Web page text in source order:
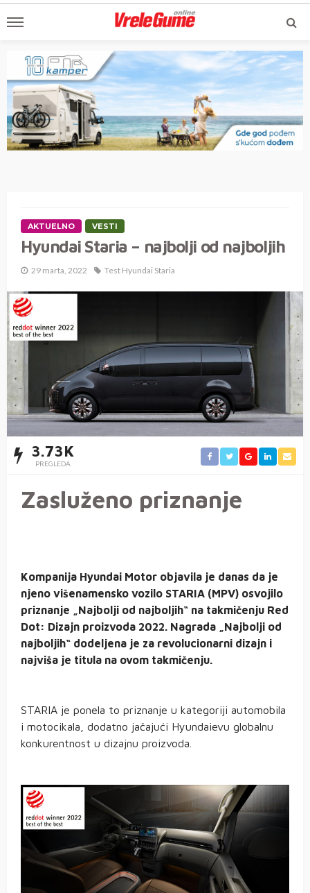
AKTUELNO VESTI
Hyundai Staria – najbolji od najboljih
29 marta, 2022 Test Hyundai Staria
3.73K
PREGLEDA
Zasluženo priznanje
Kompanija Hyundai Motor objavila je danas da je
njeno višenamensko vozilo STARIA (MPV) osvojilo
priznanje „Najbolji od najboljih“ na takmičenju Red
Dot: Dizajn proizvoda 2022. Nagrada „Najbolji od
najboljih“ dodeljena je za revolucionarni dizajn i
najviša je titula na ovom takmičenju.
STARIA je ponela to priznanje u kategoriji automobila
i motocikala, dodatno jačajući Hyundaievu globalnu
konkurentnost u dizajnu proizvoda.